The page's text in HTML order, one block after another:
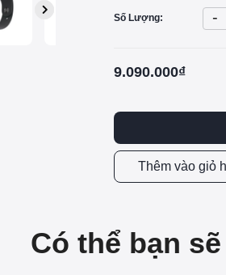
Số Lượng: -
9.090.000₫
Thêm vào giỏ
Có thể bạn